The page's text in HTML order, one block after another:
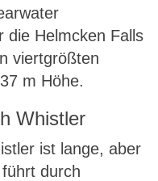
die Helmcken Falls
viertgrößten
m Höhe.
Whistler
ist lange, aber
durch